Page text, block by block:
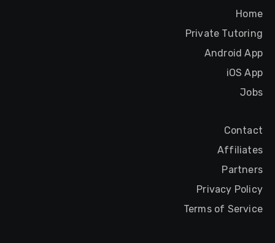
Home
Private Tutoring
Android App
iOS App
Jobs
Contact
Affiliates
Partners
Privacy Policy
Terms of Service